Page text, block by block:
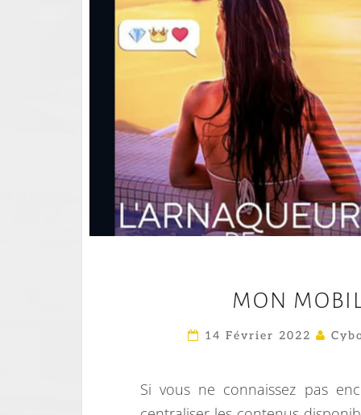
MON
14 Février 2022
Si vous ne connaissez pas